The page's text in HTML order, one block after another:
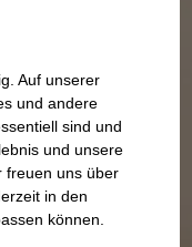
Auf unserer
und andere
sind und
und unsere
freuen uns über
in den
können.